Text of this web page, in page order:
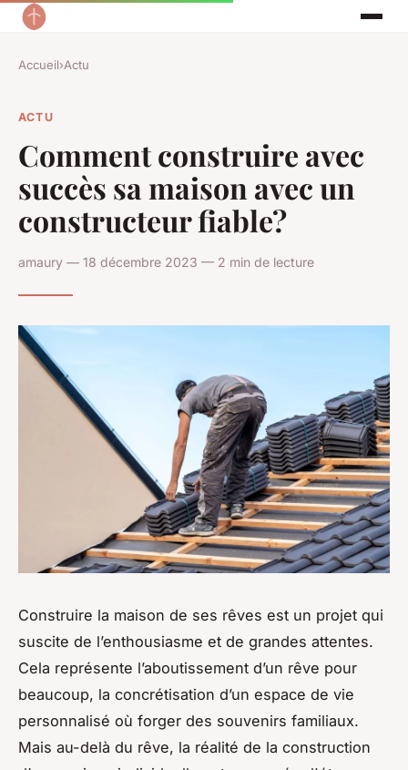
Accueil›Actu
ACTU
Comment construire avec
succès sa maison avec un
constructeur fiable?
amaury — 18 décembre 2023 — 2 min de lecture
Construire la maison de ses rêves est un projet qui
suscite de l’enthousiasme et de grandes attentes.
Cela représente l’aboutissement d’un rêve pour
beaucoup, la concrétisation d’un espace de vie
personnalisé où forger des souvenirs familiaux.
Mais au-delà du rêve, la réalité de la construction